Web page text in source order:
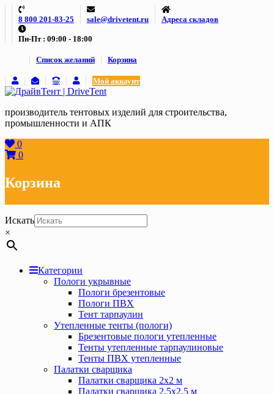
Skip
content
8 800 201-83-25 sale@drivetent.ru Адреса складов
Пн-Пт : 09:00 - 18:00
Список желаний Корзина
Мой аккаунт
производитель тентовых изделий для строительства,
промышленности и АПК
0
0
Корзина
Искать
×
Категории
Пологи укрывные
Пологи брезентовые
Пологи ПВХ
Тент тарпаулин
Утепленные тенты (пологи)
Брезентовые пологи утепленные
Тенты утепленные тарпаулиновые
Тенты ПВХ утепленные
Палатки сварщика
Палатки сварщика 2х2 м
Палатки сварщика 2,5х2,5 м